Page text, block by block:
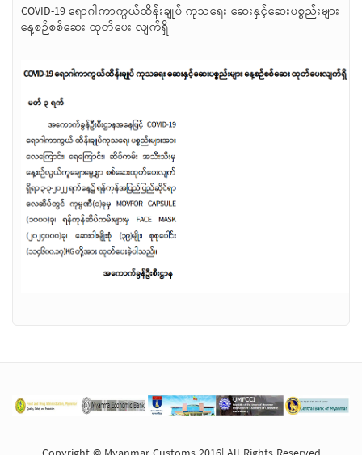
COVID-19 ရောဂါကာကွယ်ထိန်းချုပ် ကုသရေး ဆေးနှင့်ဆေးပစ္စည်းများ
နေ့စဉ်စစ်ဆေး ထုတ်ပေး လျက်ရှိ